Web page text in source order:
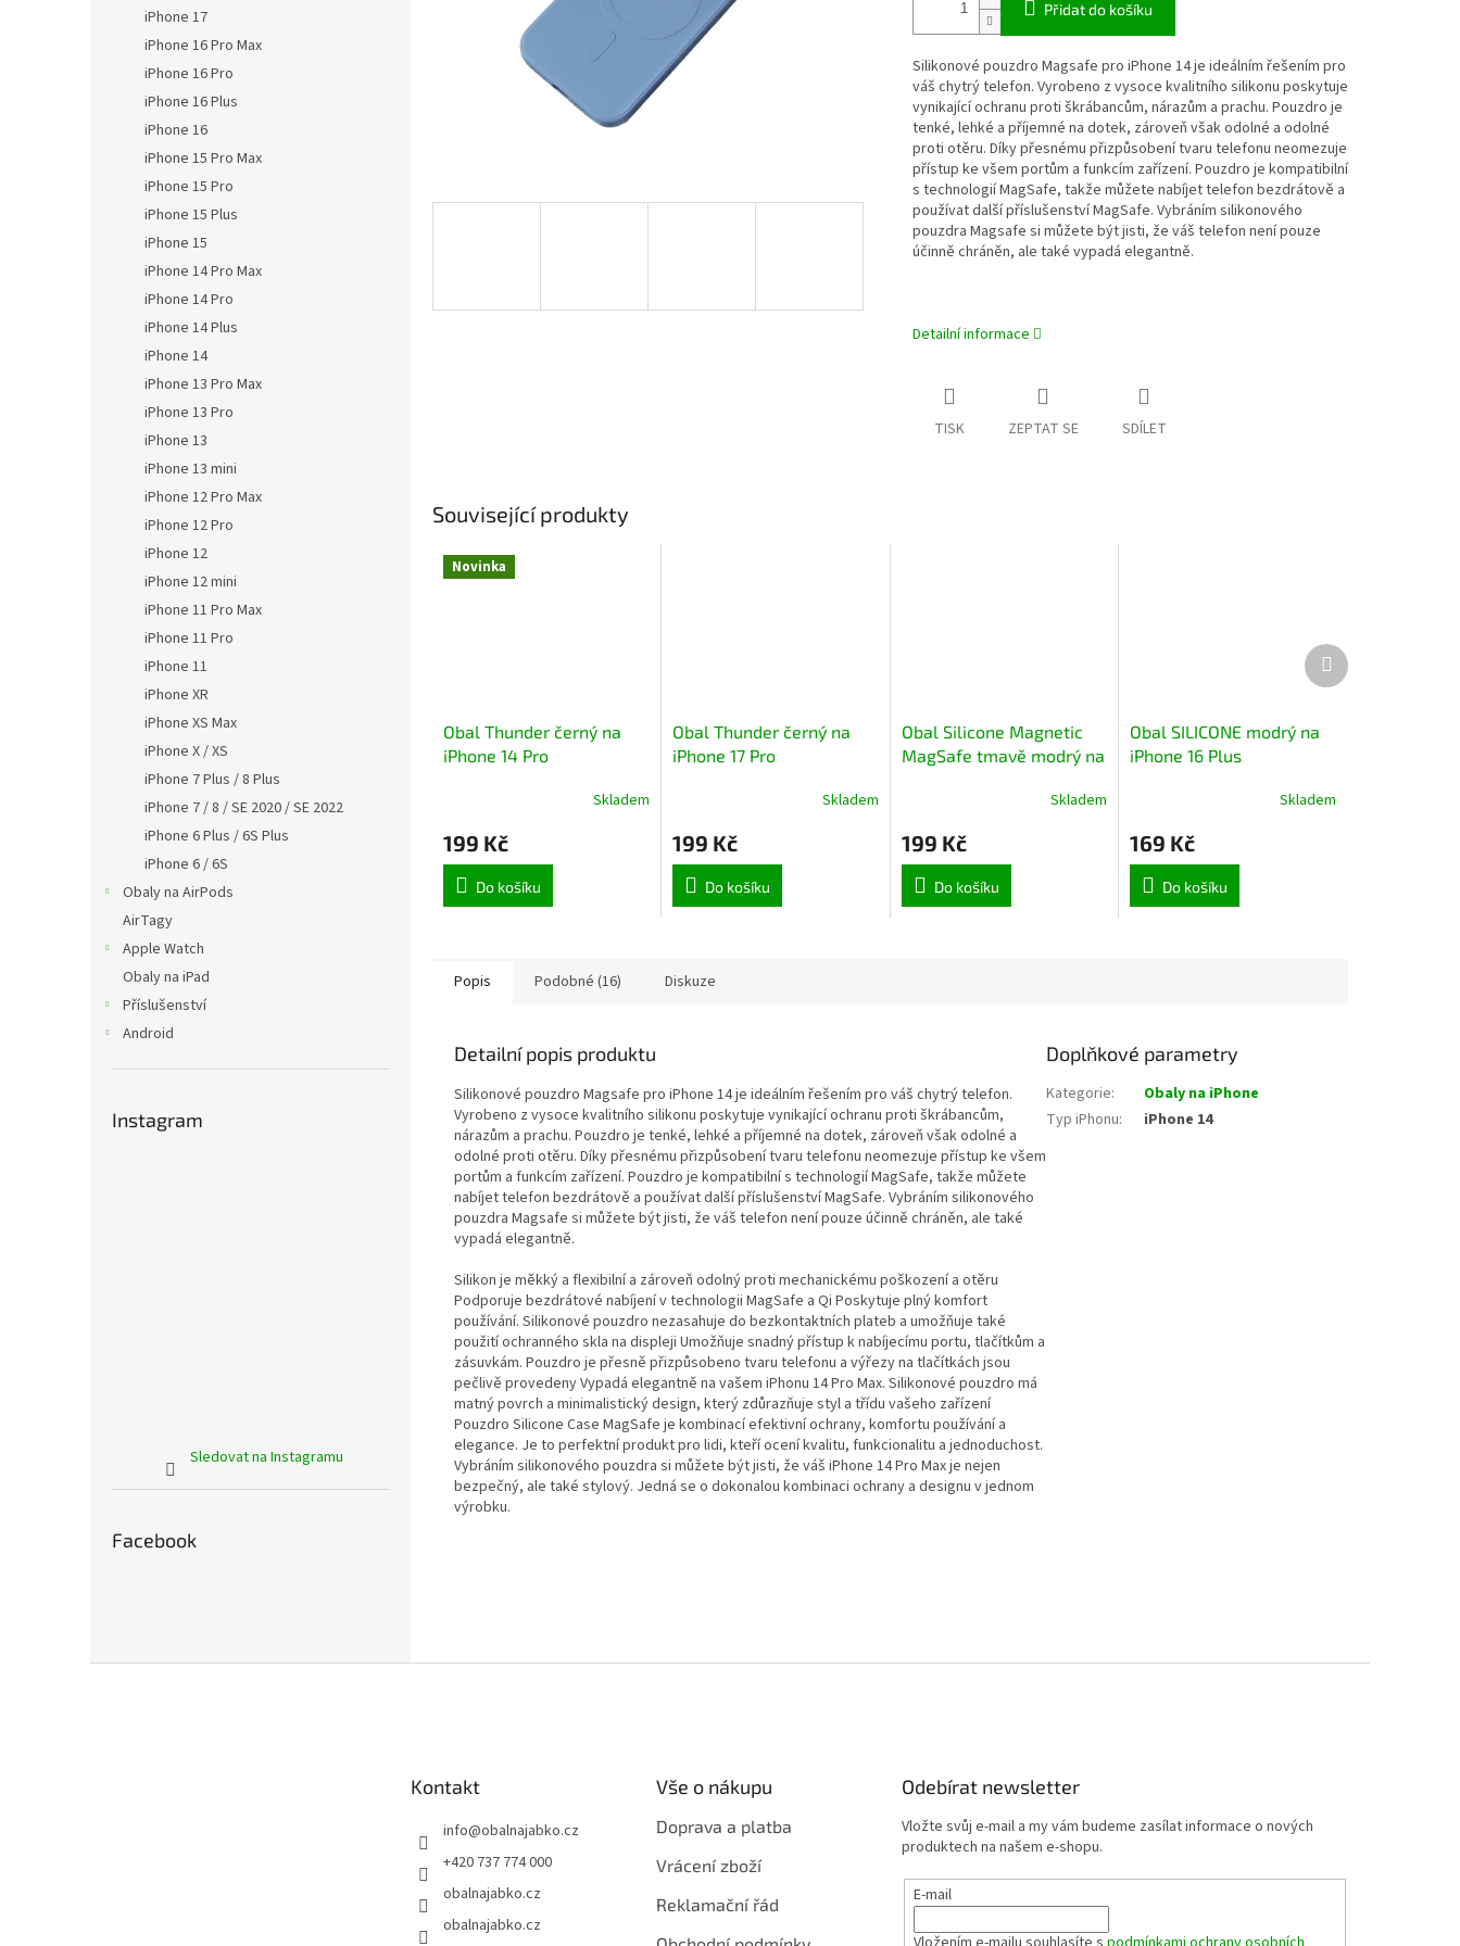
iPhone 17
iPhone 16 Pro Max
iPhone 16 Pro
iPhone 16 Plus
iPhone 16
iPhone 15 Pro Max
iPhone 15 Pro
iPhone 15 Plus
iPhone 15
iPhone 14 Pro Max
iPhone 14 Pro
iPhone 14 Plus
iPhone 14
iPhone 13 Pro Max
iPhone 13 Pro
iPhone 13
iPhone 13 mini
iPhone 12 Pro Max
iPhone 12 Pro
iPhone 12
iPhone 12 mini
iPhone 11 Pro Max
iPhone 11 Pro
iPhone 11
iPhone XR
iPhone XS Max
iPhone X / XS
iPhone 7 Plus / 8 Plus
iPhone 7 / 8 / SE 2020 / SE 2022
iPhone 6 Plus / 6S Plus
iPhone 6 / 6S
Obaly na AirPods
AirTagy
Apple Watch
Obaly na iPad
Příslušenství
Android
Instagram
Sledovat na Instagramu
Facebook
Přidat do košíku
Silikonové pouzdro Magsafe pro iPhone 14 je ideálním řešením pro
váš chytrý telefon. Vyrobeno z vysoce kvalitního silikonu poskytuje
vynikající ochranu proti škrábancům, nárazům a prachu. Pouzdro je
tenké, lehké a příjemné na dotek, zároveň však odolné a odolné
proti otěru. Díky přesnému přizpůsobení tvaru telefonu neomezuje
přístup ke všem portům a funkcím zařízení. Pouzdro je kompatibilní
s technologií MagSafe, takže můžete nabíjet telefon bezdrátově a
používat další příslušenství MagSafe. Vybráním silikonového
pouzdra Magsafe si můžete být jisti, že váš telefon není pouze
účinně chráněn, ale také vypadá elegantně.
Detailní informace
TISK ZEPTAT SE SDÍLET
Související produkty
Novinka
Obal Thunder černý na
iPhone 14 Pro
Skladem
199 Kč
Do košíku
Obal Thunder černý na
iPhone 17 Pro
Skladem
199 Kč
Do košíku
Obal Silicone Magnetic
MagSafe tmavě modrý na
Skladem
199 Kč
Do košíku
Obal SILICONE modrý na
iPhone 16 Plus
Skladem
169 Kč
Do košíku
Další
produkt
Popis Podobné (16) Diskuze
Detailní popis produktu
Silikonové pouzdro Magsafe pro iPhone 14 je ideálním řešením pro váš chytrý telefon.
Vyrobeno z vysoce kvalitního silikonu poskytuje vynikající ochranu proti škrábancům,
nárazům a prachu. Pouzdro je tenké, lehké a příjemné na dotek, zároveň však odolné a
odolné proti otěru. Díky přesnému přizpůsobení tvaru telefonu neomezuje přístup ke všem
portům a funkcím zařízení. Pouzdro je kompatibilní s technologií MagSafe, takže můžete
nabíjet telefon bezdrátově a používat další příslušenství MagSafe. Vybráním silikonového
pouzdra Magsafe si můžete být jisti, že váš telefon není pouze účinně chráněn, ale také
vypadá elegantně.
Silikon je měkký a flexibilní a zároveň odolný proti mechanickému poškození a otěru
Podporuje bezdrátové nabíjení v technologii MagSafe a Qi Poskytuje plný komfort
používání. Silikonové pouzdro nezasahuje do bezkontaktních plateb a umožňuje také
použití ochranného skla na displeji Umožňuje snadný přístup k nabíjecímu portu, tlačítkům a
zásuvkám. Pouzdro je přesně přizpůsobeno tvaru telefonu a výřezy na tlačítkách jsou
pečlivě provedeny Vypadá elegantně na vašem iPhonu 14 Pro Max. Silikonové pouzdro má
matný povrch a minimalistický design, který zdůrazňuje styl a třídu vašeho zařízení
Pouzdro Silicone Case MagSafe je kombinací efektivní ochrany, komfortu používání a
elegance. Je to perfektní produkt pro lidi, kteří ocení kvalitu, funkcionalitu a jednoduchost.
Vybráním silikonového pouzdra si můžete být jisti, že váš iPhone 14 Pro Max je nejen
bezpečný, ale také stylový. Jedná se o dokonalou kombinaci ochrany a designu v jednom
výrobku.
Doplňkové parametry
Kategorie:
Obaly na iPhone
Typ iPhonu: iPhone 14
Kontakt
info@obalnajabko.cz
+420 737 774 000
obalnajabko.cz
obalnajabko.cz
Vše o nákupu
Doprava a platba
Vrácení zboží
Reklamační řád
Odebírat newsletter
Vložte svůj e-mail a my vám budeme zasílat informace o nových
produktech na našem e-shopu.
E-mail